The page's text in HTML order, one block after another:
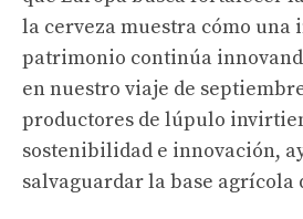
la cerveza muestra cómo una
patrimonio continúa
en nuestro viaje de
productores de lúpulo
sostenibilidad e innovación,
salvaguardar la base agrícola